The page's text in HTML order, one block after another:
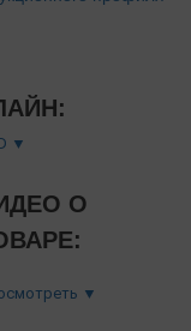
▼
О
▼